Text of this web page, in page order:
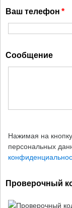
Ваш телефон
Сообщение
Нажимая на
персональных
Проверочный